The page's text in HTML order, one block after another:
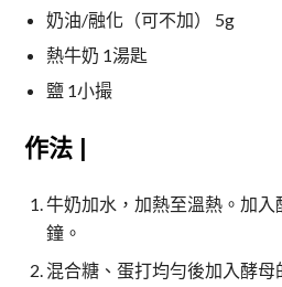
奶油/融化（可不加） 5g
熱牛奶 1湯匙
鹽 1小撮
作法 |
牛奶加水，加熱至溫熱。加
鐘。
混合糖、蛋打均勻後加入酵